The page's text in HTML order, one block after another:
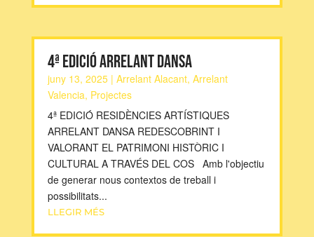
4ª EDICIÓ ARRELANT DANSA
juny 13, 2025| Arrelant Alacant, Arrelant
Valencia, Projectes
4ª EDICIÓ RESIDÈNCIES ARTÍSTIQUES
ARRELANT DANSA REDESCOBRINT I
VALORANT EL PATRIMONI HISTÒRIC I
CULTURAL A TRAVÉS DEL COS Amb l'objectiu
de generar nous contextos de treball i
possibilitats...
LLEGIR MÉS